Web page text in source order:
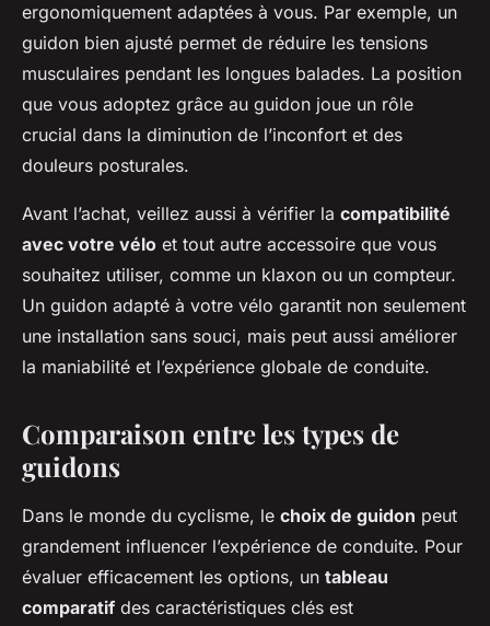
ergonomiquement adaptées à vous. Par exemple, un
guidon bien ajusté permet de réduire les tensions
musculaires pendant les longues balades. La position
que vous adoptez grâce au guidon joue un rôle
crucial dans la diminution de l’inconfort et des
douleurs posturales.
Avant l’achat, veillez aussi à vérifier la compatibilité
avec votre vélo et tout autre accessoire que vous
souhaitez utiliser, comme un klaxon ou un compteur.
Un guidon adapté à votre vélo garantit non seulement
une installation sans souci, mais peut aussi améliorer
la maniabilité et l’expérience globale de conduite.
Comparaison entre les types de
guidons
Dans le monde du cyclisme, le choix de guidon peut
grandement influencer l’expérience de conduite. Pour
évaluer efficacement les options, un tableau
comparatif des caractéristiques clés est